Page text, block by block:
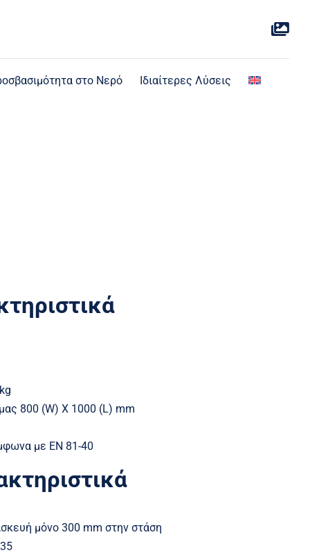
στο Νερό Ιδιαίτερες Λύσεις
800 (W) X 1000 (L) mm
με EN 81-40
μόνο 300 mm στην στάση